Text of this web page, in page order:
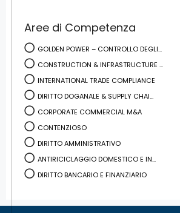
Aree di Competenza
GOLDEN POWER – CONTROLLO DEGLI...
CONSTRUCTION & INFRASTRUCTURE ...
INTERNATIONAL TRADE COMPLIANCE
DIRITTO DOGANALE & SUPPLY CHAI...
CORPORATE COMMERCIAL M&A
CONTENZIOSO
DIRITTO AMMINISTRATIVO
ANTIRICICLAGGIO DOMESTICO E IN...
DIRITTO BANCARIO E FINANZIARIO